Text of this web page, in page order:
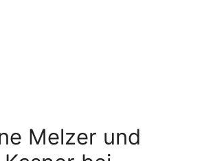
Melzer und